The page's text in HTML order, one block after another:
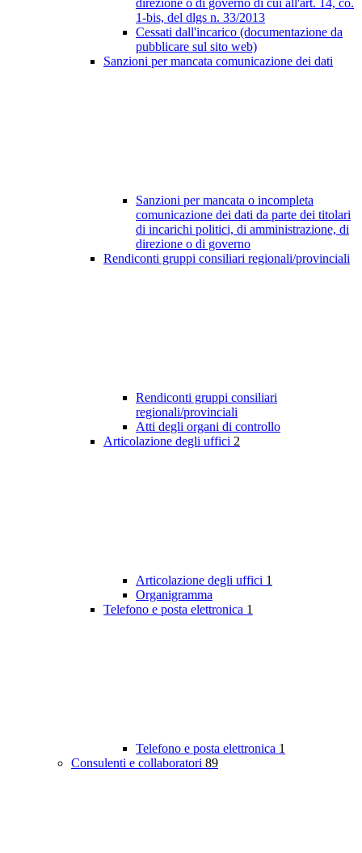
direzione o di governo di cui all'art. 14, co.
1-bis, del dlgs n. 33/2013
Cessati dall'incarico (documentazione da
pubblicare sul sito web)
Sanzioni per mancata comunicazione dei dati
Sanzioni per mancata o incompleta
comunicazione dei dati da parte dei titolari
di incarichi politici, di amministrazione, di
direzione o di governo
Rendiconti gruppi consiliari regionali/provinciali
Rendiconti gruppi consiliari
regionali/provinciali
Atti degli organi di controllo
Articolazione degli uffici 2
Articolazione degli uffici 1
Organigramma
Telefono e posta elettronica 1
Telefono e posta elettronica 1
Consulenti e collaboratori 89